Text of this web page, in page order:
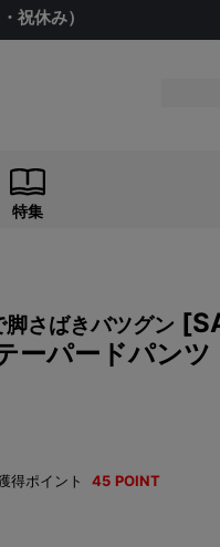
祝休み）
特集
さばきバツグン
ーパードパン
得ポイント 45 POINT